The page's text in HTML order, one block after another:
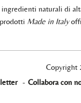
naturali di
Made in Italy
Copyright
- Collabora con